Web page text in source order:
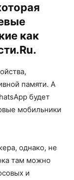
как
памяти. А
будет
мобильники
однако, не
там можно
и